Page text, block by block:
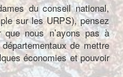
du conseil national,
sur les URPS), pensez
que nous n’ayons pas à
de mettre
économies et pouvoir